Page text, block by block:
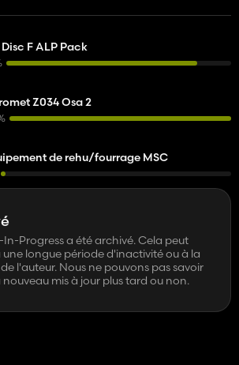
In-Progress a été archivé. Cela peut
une longue période d'inactivité ou à la
l'auteur. Nous ne pouvons pas savoir
nouveau mis à jour plus tard ou non.
Disc F ALP Pack
Z034 Osa 2
de rehu/fourrage MSC